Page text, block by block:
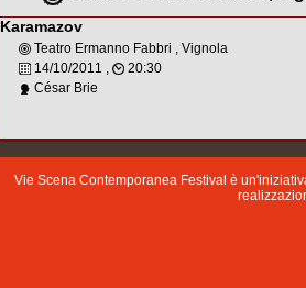
Karamazov
Teatro Ermanno Fabbri , Vignola
14/10/2011 ,
20:30
César Brie
Vie Scena Contemporanea Festival è